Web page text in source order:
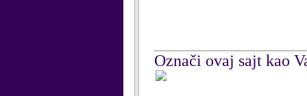
Označi ovaj sajt kao